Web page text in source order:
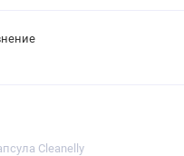
Cleanelly